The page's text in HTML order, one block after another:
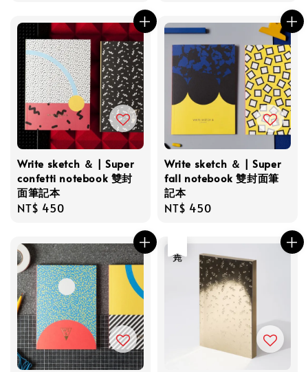
Write sketch ＆ | Super
confetti notebook 雙封
面筆記本
Regular
NT$ 450
Write sketch ＆ | Super
fall notebook 雙封面筆
記本
Regular
NT$ 450